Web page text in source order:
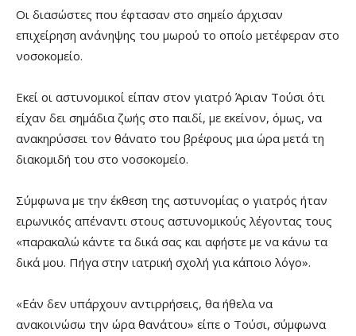
Οι διασώστες που έφτασαν στο σημείο άρχισαν
επιχείρηση ανάνηψης του μωρού το οποίο μετέφεραν στο
νοσοκομείο.
Εκεί οι αστυνομικοί είπαν στον γιατρό Άριαν Τούσι ότι
είχαν δει σημάδια ζωής στο παιδί, με εκείνον, όμως, να
ανακηρύσσει τον θάνατο του βρέφους μια ώρα μετά τη
διακομιδή του στο νοσοκομείο.
Σύμφωνα με την έκθεση της αστυνομίας ο γιατρός ήταν
ειρωνικός απέναντι στους αστυνομικούς λέγοντας τους
«παρακαλώ κάντε τα δικά σας και αφήστε με να κάνω τα
δικά μου. Πήγα στην ιατρική σχολή για κάποιο λόγο».
«Εάν δεν υπάρχουν αντιρρήσεις, θα ήθελα να
ανακοινώσω την ώρα θανάτου» είπε ο Τούσι, σύμφωνα